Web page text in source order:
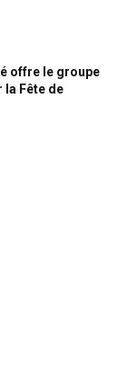
offre le groupe
la Fête de